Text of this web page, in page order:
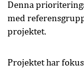
Denna
med
projektet.
Projektet har